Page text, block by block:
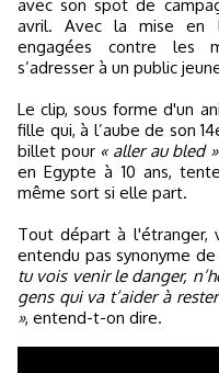
avec son spot de
avril. Avec la mise en
engagées contre les
s’adresser à un public
Le clip, sous forme d'un
fille qui, à l’aube de son
billet pour « aller au bled »
en Egypte à 10 ans,
même sort si elle part.
Tout départ à l'étranger,
entendu pas synonyme
tu vois venir le danger,
gens qui va t’aider à
», entend-t-on dire.